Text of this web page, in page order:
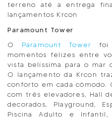
terreno até a entrega
lançamentos Krcon
Paramount Tower
O Paramount Tower foi
momentos felizes entre
vista belíssima para o mar
O lançamento da Krcon
conforto em cada cômodo.
com três elevadores, Hall
decorados, Playground,
Piscina Adulto e Infantil,